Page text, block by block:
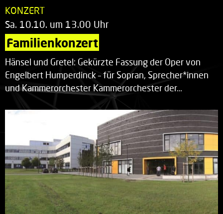
KONZERT
Sa. 10.10. um 13.00 Uhr
Familienkonzert
Hänsel und Gretel: Gekürzte Fassung der Oper von
Engelbert Humperdinck – für Sopran, Sprecher*innen
und Kammerorchester Kammerorchester der…